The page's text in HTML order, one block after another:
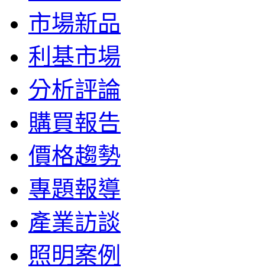
市場新品
利基市場
分析評論
購買報告
價格趨勢
專題報導
產業訪談
照明案例